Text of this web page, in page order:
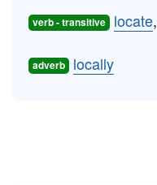
verb - transitive locate,
adverb locally